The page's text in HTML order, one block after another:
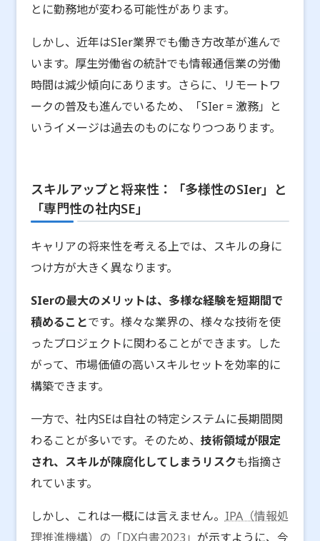
とに勤務地が変わる可能性があります。
しかし、近年はSIer業界でも働き方改革が進んで
います。厚生労働省の統計でも情報通信業の労働
時間は減少傾向にあります。さらに、リモートワ
ークの普及も進んでいるため、「SIer = 激務」と
いうイメージは過去のものになりつつあります。
スキルアップと将来性：「多様性のSIer」と
「専門性の社内SE」
キャリアの将来性を考える上では、スキルの身に
つけ方が大きく異なります。
SIerの最大のメリットは、多様な経験を短期間で
積めることです。様々な業界の、様々な技術を使
ったプロジェクトに関わることができます。した
がって、市場価値の高いスキルセットを効率的に
構築できます。
一方で、社内SEは自社の特定システムに長期間関
わることが多いです。そのため、 技術領域が限定
され、スキルが陳腐化してしまうリスクも指摘さ
れています。
しかし、これは一概には言えません。 IPA（情報処
理推進機構）の「DX白書2023」 が示すように、今